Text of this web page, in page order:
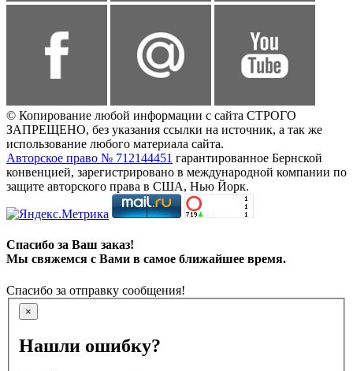
© Копирование любой информации с сайта СТРОГО
ЗАПРЕЩЕНО, без указания ссылки на источник, а так же
использование любого материала сайта.
Авторское право № 712144451 гарантированное Бернской
конвенцией, зарегистрировано в международной компании по
защите авторского права в США, Нью Йорк.
Спасибо за Ваш заказ!
Мы свяжемся с Вами в самое ближайшее время.
Спасибо за отправку сообщения!
×
Нашли ошибку?